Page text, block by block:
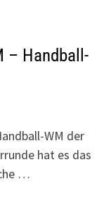
– Handball-
WM der
hat es das
…